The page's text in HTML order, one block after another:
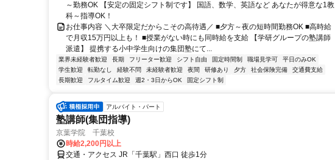
～勤務OK 【安定の固定シフト制です】 国語、数学、英語など あなたが得意な1教
科～指導OK！
お仕事内容 ＼大卒限定だからこその高待遇／ ■夕方～夜の短時間勤務OK ■高時給
で月収15万円以上も！ ■授業がない時にも同時給を支給 【学研グループの塾講師
派遣】 提携する小中学生向けの集団塾にて...
業界未経験者歓迎 長期 フリーター歓迎 シフト自由 固定時間制 職場見学可
平日のみOK
学生歓迎
転勤なし 経験不問 未経験者歓迎 夜間 研修あり 夕方 社会保険完備
交通費支給
長期歓迎
フルタイム歓迎 週2・3日からOK 固定シフト制
アルバイト・パート
塾講師(集団指導)
京葉学院 千葉校
時給2,200円以上
交通・アクセス JR「千葉駅」西口 徒歩1分